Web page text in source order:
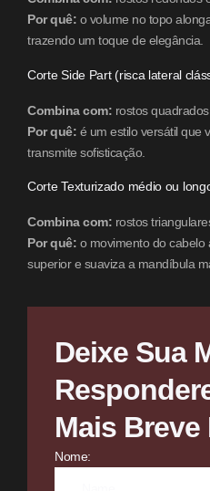
Por quê: o volume no topo
trazendo um toque de elegância.
Corte Side Part (risca lateral
Combina com: rostos
Por quê: é um estilo versátil que
transmite sofisticação.
Corte Texturizado médio ou
Combina com: rostos
Por quê: o movimento do cabelo
superior e suaviza a mandíbula
Deixe Sua
Mais
Nome: